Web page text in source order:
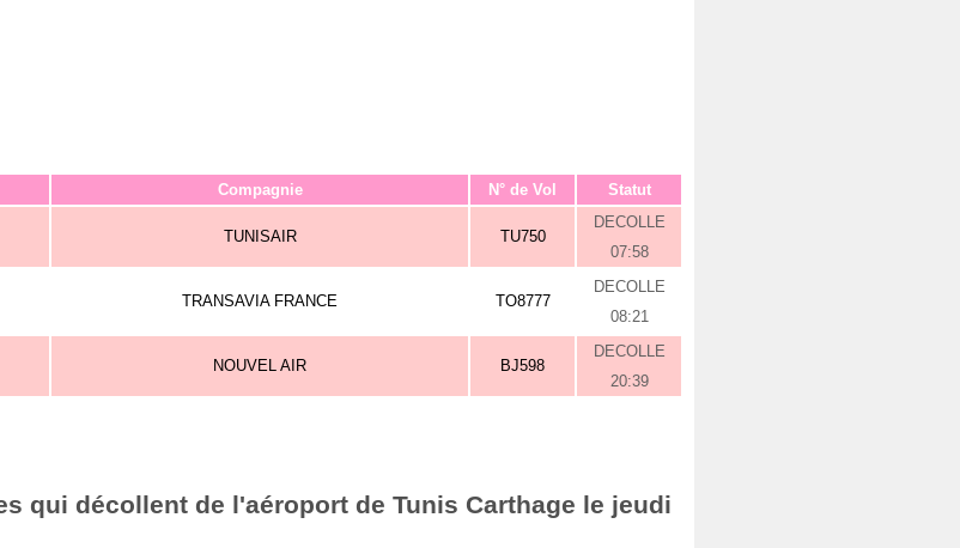
Compagnie N° de Vol Statut
TUNISAIR TU750
DECOLLE
07:58
TRANSAVIA FRANCE TO8777
DECOLLE
08:21
NOUVEL AIR BJ598
DECOLLE
20:39
qui décollent de l'aéroport de Tunis Carthage le jeudi